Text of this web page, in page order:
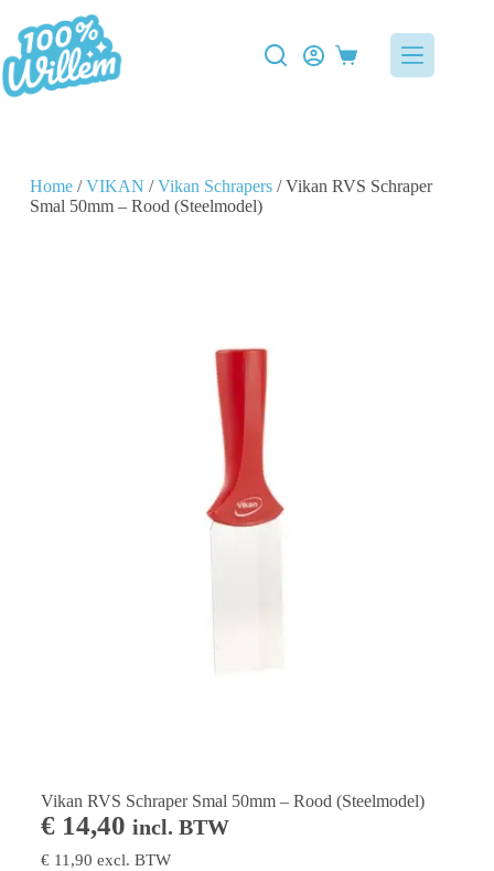
Home/VIKAN /Vikan Schrapers/ Vikan RVS Schraper
Smal 50mm – Rood (Steelmodel)
Vikan RVS Schraper Smal 50mm – Rood (Steelmodel)
€14,40 incl. BTW
€11,90 excl. BTW